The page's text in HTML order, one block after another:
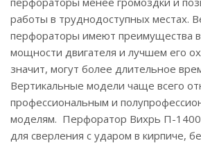
работы в труднодоступных местах.
перфораторы имеют преимущества
мощности двигателя и лучшем его
значит, могут более длительное
Вертикальные модели чаще всего
профессиональным и
моделям. Перфоратор Вихрь П-
для сверления с ударом в кирпиче,